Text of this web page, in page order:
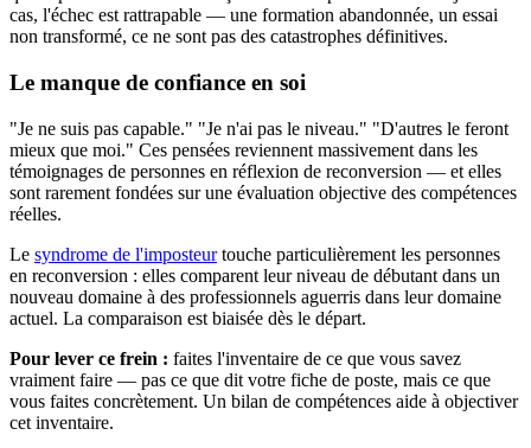
cas, l'échec est rattrapable — une formation abandonnée, un essai
non transformé, ce ne sont pas des catastrophes définitives.
Le manque de confiance en soi
"Je ne suis pas capable." "Je n'ai pas le niveau." "D'autres le feront
mieux que moi." Ces pensées reviennent massivement dans les
témoignages de personnes en réflexion de reconversion — et elles
sont rarement fondées sur une évaluation objective des compétences
réelles.
Le syndrome de l'imposteurtouche particulièrement les personnes
en reconversion : elles comparent leur niveau de débutant dans un
nouveau domaine à des professionnels aguerris dans leur domaine
actuel. La comparaison est biaisée dès le départ.
Pour lever ce frein : faites l'inventaire de ce que vous savez
vraiment faire — pas ce que dit votre fiche de poste, mais ce que
vous faites concrètement. Un bilan de compétences aide à objectiver
cet inventaire.